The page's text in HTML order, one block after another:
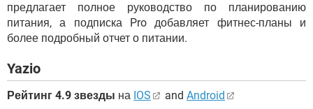
предлагает полное руководство по планированию
питания, а подписка Pro добавляет фитнес-планы и
более подробный отчет о питании.
Yazio
Рейтинг 4.9 звезды на IOS and Android